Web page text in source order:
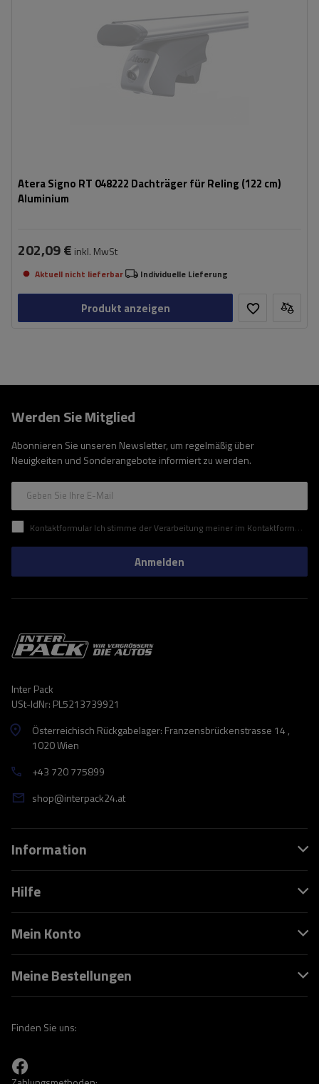
Atera Signo RT 048222 Dachträger für Reling (122 cm)
Aluminium
202,09 € inkl. MwSt
Aktuell nicht lieferbar Individuelle Lieferung
Produkt anzeigen
Werden Sie Mitglied
Abonnieren Sie unseren Newsletter, um regelmäßig über
Neuigkeiten und Sonderangebote informiert zu werden.
Geben Sie Ihre E-Mail
Kontaktformular Ich stimme der Verarbeitung meiner im Kontaktformular enthaltenen personenbezogenen Daten gemäß der Verordnung (EU) des Europäischen Parlaments und des Rates zu.
Anmelden
Inter Pack
USt-IdNr: PL5213739921
Österreichisch Rückgabelager: Franzensbrückenstrasse 14 ,
1020 Wien
+43 720 775899
shop@interpack24.at
Information
Hilfe
Mein Konto
Meine Bestellungen
Finden Sie uns: